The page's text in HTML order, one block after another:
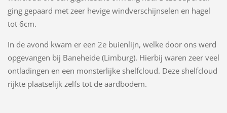
ging gepaard met zeer hevige windverschijnselen en hagel
tot 6cm.
In de avond kwam er een 2e buienlijn, welke door ons werd
opgevangen bij Baneheide (Limburg). Hierbij waren zeer veel
ontladingen en een monsterlijke shelfcloud. Deze shelfcloud
rijkte plaatselijk zelfs tot de aardbodem.